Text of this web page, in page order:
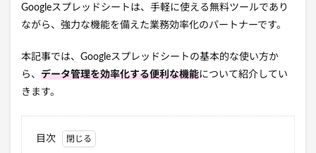
Googleスプレッドシートは、手軽に使える無料ツールであり
ながら、強力な機能を備えた業務効率化のパートナーです。
本記事では、Googleスプレッドシートの基本的な使い方か
ら、 データ管理を効率化する便利な機能について紹介してい
きます。
目次